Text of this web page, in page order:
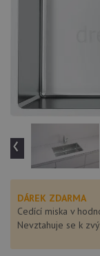
‹
DÁREK ZDARMA
Cedící miska v
Nevztahuje se k